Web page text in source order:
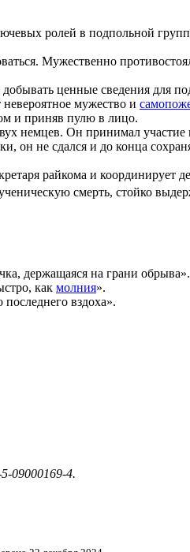
ролей в подпольной
Мужественно
ценные сведения для
мужество и
и приняв пулю в лицо.
немцев. Он принимал участие
он не сдался и до конца
райкома и координирует
смерть, стойко
держащаяся на грани обрыва».
как молния».
вздоха».
09000169-4.